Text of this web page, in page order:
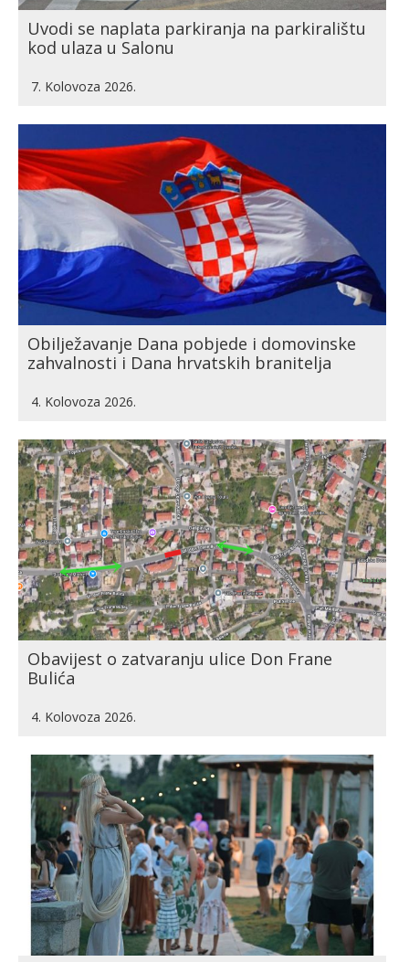
Uvodi se naplata parkiranja na parkiralištu
kod ulaza u Salonu
7. Kolovoza 2026.
Obilježavanje Dana pobjede i domovinske
zahvalnosti i Dana hrvatskih branitelja
4. Kolovoza 2026.
Obavijest o zatvaranju ulice Don Frane
Bulića
4. Kolovoza 2026.